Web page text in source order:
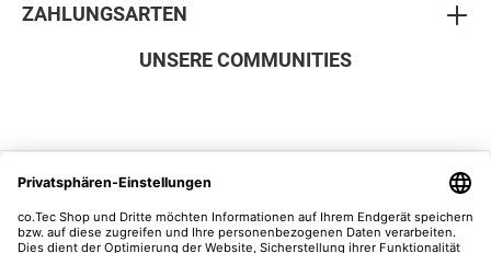
ZAHLUNGSARTEN
SICHER EINKAUFEN
UNSERE COMMUNITIES